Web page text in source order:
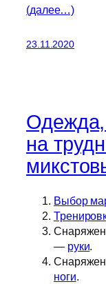
(далее…)
23.11.2020
Одежда,
на
Выбор
— руки.
ноги.